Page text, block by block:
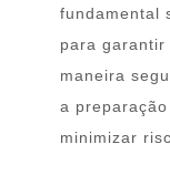
fundamental
para garantir
maneira
a
minimizar